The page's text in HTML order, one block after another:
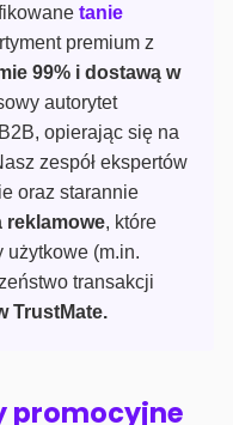
tanie
premium z
99% i dostawą w
autorytet
opierając się na
zespół ekspertów
oraz starannie
reklamowe, które
użytkowe (m.in.
transakcji
TrustMate.
promocyjne